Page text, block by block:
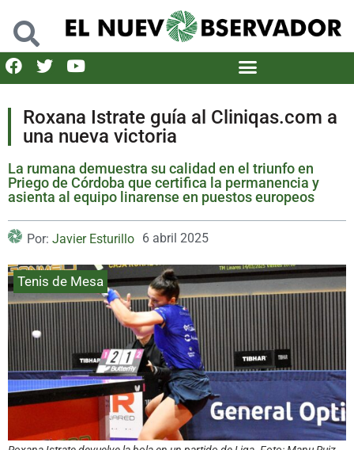
Roxana Istrate guía al Cliniqas.com a
una nueva victoria
La rumana demuestra su calidad en el triunfo en
Priego de Córdoba que certifica la permanencia y
asienta al equipo linarense en puestos europeos
Por: Javier Esturillo 6 abril 2025
Tenis de Mesa